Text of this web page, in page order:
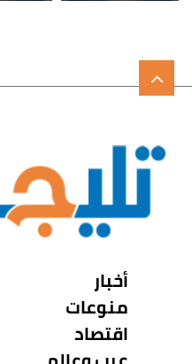
أخبار
منوعات
اقتصاد